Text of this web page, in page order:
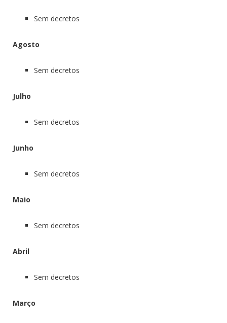
Sem decretos
Agosto
Sem decretos
Julho
Sem decretos
Junho
Sem decretos
Maio
Sem decretos
Abril
Sem decretos
Março